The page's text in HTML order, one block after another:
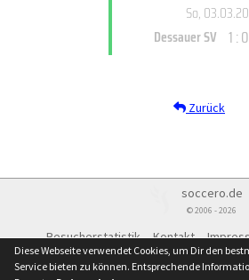
So,
Dessauer SV 1 : 0
Zurück
soccero.de
© 2006 - 2026
Besucherstatistik Kontakt
Diese Webseite verwendet Cookies, um Dir den
Service bieten zu können. Entsprechende